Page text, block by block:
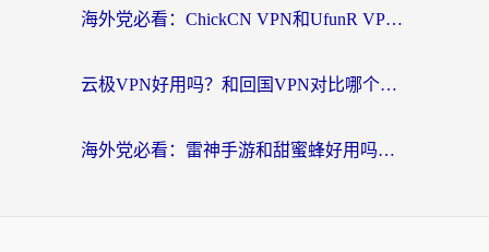
海外党必看：ChickCN VPN和UfunR VPN对比哪个回国效果更好？附实用选择指南
云极VPN好用吗？和回国VPN对比哪个回国效果更好？海外党亲测避坑指南
海外党必看：雷神手游和甜蜜蜂好用吗？3步选对回国加速器无缝刷国内资源